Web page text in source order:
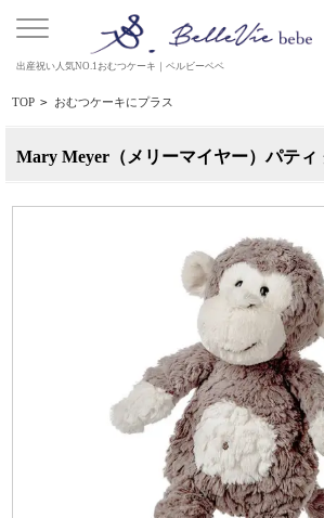
出産祝い人気NO.1おむつケーキ｜ベルビーベベ
TOP > おむつケーキにプラス
Mary Meyer（メリーマイヤー）パティ